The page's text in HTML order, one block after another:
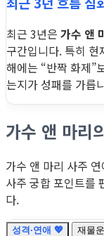
최근 3년은 가수 앤
구간입니다. 특히 현
해에는 “반짝 화제”
는지가 성패를 가릅
가수 앤 마리
가수 앤 마리 사주
사주 궁합 포인트를
다.
성격·연애 💖 재물